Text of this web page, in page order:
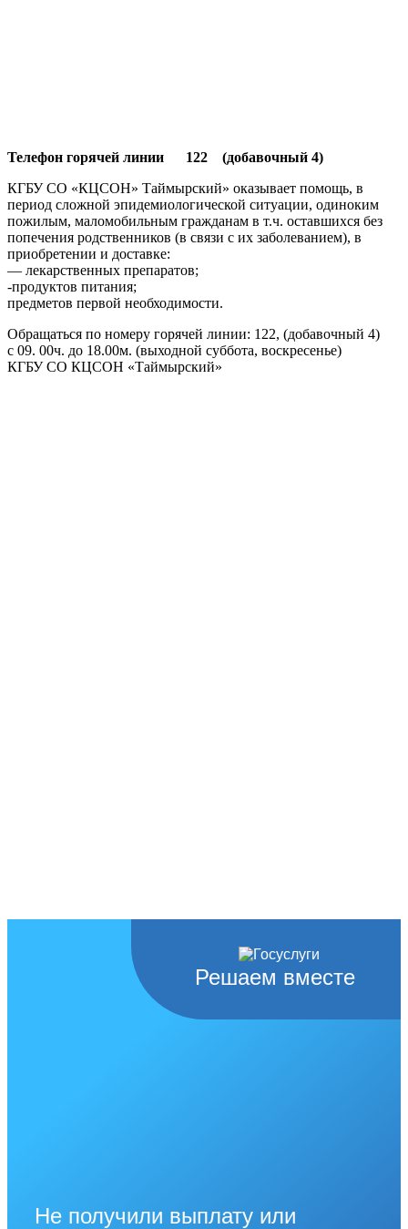
Телефон горячей линии 122 (добавочный 4)
КГБУ СО «КЦСОН» Таймырский» оказывает помощь, в
период сложной эпидемиологической ситуации, одиноким
пожилым, маломобильным гражданам в т.ч. оставшихся без
попечения родственников (в связи с их заболеванием), в
приобретении и доставке:
— лекарственных препаратов;
-продуктов питания;
предметов первой необходимости.
Обращаться по номеру горячей линии: 122, (добавочный 4)
с 09. 00ч. до 18.00м. (выходной суббота, воскресенье)
КГБУ СО КЦСОН «Таймырский»
Решаем вместе
Не получили выплату или